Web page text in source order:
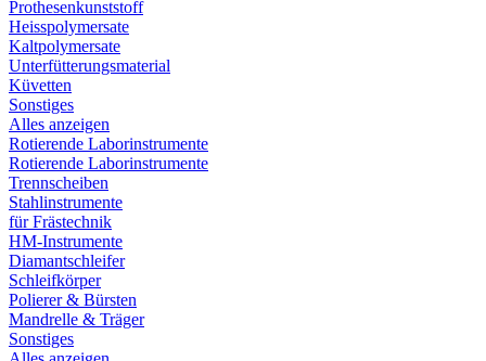
Prothesenkunststoff
Heisspolymersate
Kaltpolymersate
Unterfütterungsmaterial
Küvetten
Sonstiges
Alles anzeigen
Rotierende Laborinstrumente
Rotierende Laborinstrumente
Trennscheiben
Stahlinstrumente
für Frästechnik
HM-Instrumente
Diamantschleifer
Schleifkörper
Polierer & Bürsten
Mandrelle & Träger
Sonstiges